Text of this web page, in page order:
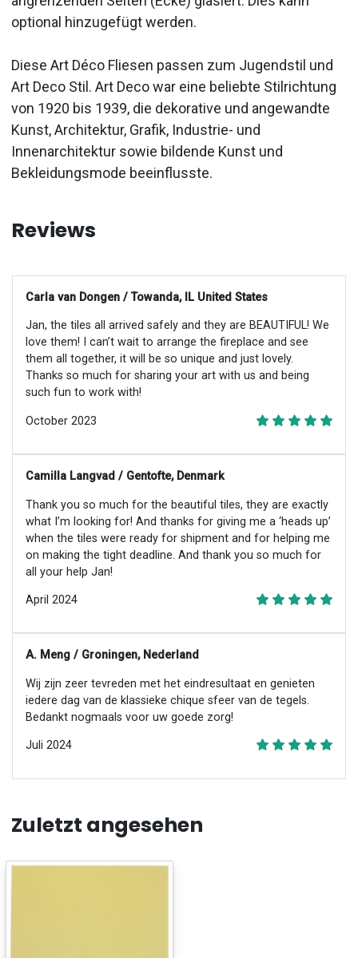
optional hinzugefügt werden.
Diese Art Déco Fliesen passen zum Jugendstil und
Art Deco Stil. Art Deco war eine beliebte Stilrichtung
von 1920 bis 1939, die dekorative und angewandte
Kunst, Architektur, Grafik, Industrie- und
Innenarchitektur sowie bildende Kunst und
Bekleidungsmode beeinflusste.
Reviews
Carla van Dongen / Towanda, IL United States
Jan, the tiles all arrived safely and they are BEAUTIFUL! We
love them! I can’t wait to arrange the fireplace and see
them all together, it will be so unique and just lovely.
Thanks so much for sharing your art with us and being
such fun to work with!
October 2023
Camilla Langvad / Gentofte, Denmark
Thank you so much for the beautiful tiles, they are exactly
what I’m looking for! And thanks for giving me a ‘heads up’
when the tiles were ready for shipment and for helping me
on making the tight deadline. And thank you so much for
all your help Jan!
April 2024
A. Meng / Groningen, Nederland
Wij zijn zeer tevreden met het eindresultaat en genieten
iedere dag van de klassieke chique sfeer van de tegels.
Bedankt nogmaals voor uw goede zorg!
Juli 2024
Zuletzt angesehen